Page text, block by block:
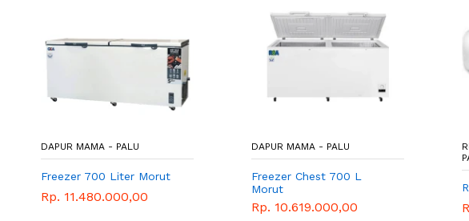
DAPUR MAMA - PALU
Freezer 700 Liter Morut
Rp. 11.480.000,00
DAPUR MAMA - PALU
Freezer Chest 700 L
Morut
Rp. 10.619.000,00